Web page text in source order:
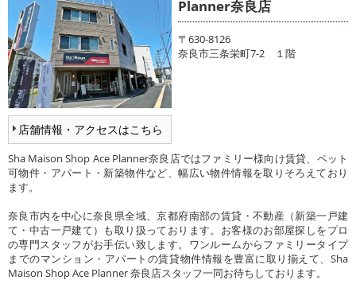
店舗情報・アクセスはこちら
Planner奈良店
〒630-8126
奈良市三条栄町7-2 １階
Sha Maison Shop Ace Planner奈良店ではファミリー様向け賃貸、ペット
可物件・アパート・新築物件など、幅広い物件情報を取りそろえており
ます。
奈良市内を中心に奈良県全域、京都府南部の賃貸・不動産（新築一戸建
て・中古一戸建て）も取り扱っております。お客様のお部屋探しをプロ
の専門スタッフがお手伝い致します。ワンルームからファミリータイプ
までのマンション・アパートの賃貸物件情報を豊富に取り揃えて、Sha
Maison Shop Ace Planner 奈良店スタッフ一同お待ちしております。